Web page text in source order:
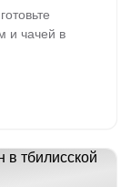
и чачей в